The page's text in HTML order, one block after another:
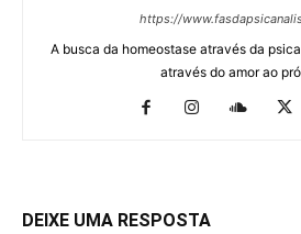
https://
A busca da homeostase através da
através do amor ao
DEIXE UMA RESPOSTA